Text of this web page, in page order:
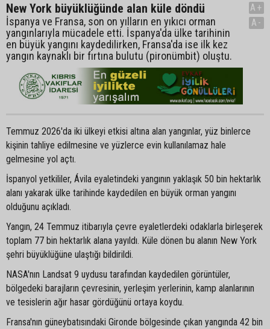
New York büyüklüğünde alan küle döndü
İspanya ve Fransa, son on yılların en yıkıcı orman
yangınlarıyla mücadele etti. İspanya'da ülke tarihinin
en büyük yangını kaydedilirken, Fransa'da ise ilk kez
yangın kaynaklı bir fırtına bulutu (pironümbit) oluştu.
A+
A-
Temmuz 2026'da iki ülkeyi etkisi altına alan yangınlar, yüz binlerce
kişinin tahliye edilmesine ve yüzlerce evin kullanılamaz hale
gelmesine yol açtı.
İspanyol yetkililer, Ávila eyaletindeki yangının yaklaşık 50 bin hektarlık
alanı yakarak ülke tarihinde kaydedilen en büyük orman yangını
olduğunu açıkladı.
Yangın, 24 Temmuz itibarıyla çevre eyaletlerdeki odaklarla birleşerek
toplam 77 bin hektarlık alana yayıldı. Küle dönen bu alanın New York
şehri büyüklüğüne ulaştığı bildirildi.
NASA'nın Landsat 9 uydusu tarafından kaydedilen görüntüler,
bölgedeki barajların çevresinin, yerleşim yerlerinin, kamp alanlarının
ve tesislerin ağır hasar gördüğünü ortaya koydu.
Fransa'nın güneybatısındaki Gironde bölgesinde çıkan yangında 42 bin